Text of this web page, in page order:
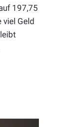
197,75
viel Geld